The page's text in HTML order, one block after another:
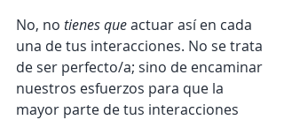
No, no tienes que actuar así en cada
una de tus interacciones. No se trata
de ser perfecto/a; sino de encaminar
nuestros esfuerzos para que la
mayor parte de tus interacciones